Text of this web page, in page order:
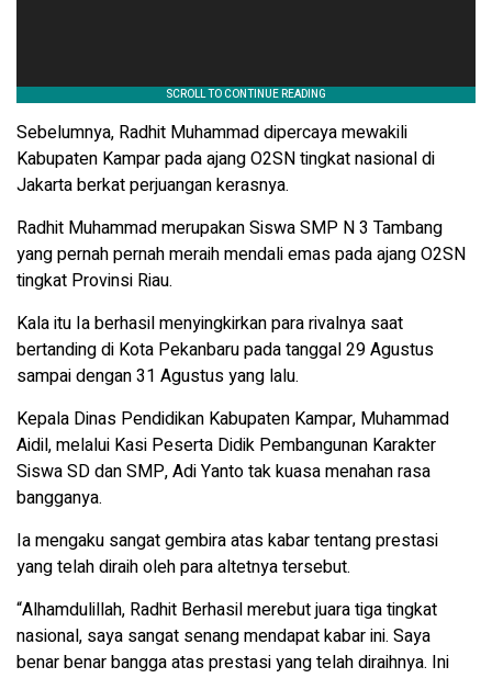
Sebelumnya, Radhit Muhammad dipercaya mewakili
Kabupaten Kampar pada ajang O2SN tingkat nasional di
Jakarta berkat perjuangan kerasnya.
Radhit Muhammad merupakan Siswa SMP N 3 Tambang
yang pernah pernah meraih mendali emas pada ajang O2SN
tingkat Provinsi Riau.
Kala itu Ia berhasil menyingkirkan para rivalnya saat
bertanding di Kota Pekanbaru pada tanggal 29 Agustus
sampai dengan 31 Agustus yang lalu.
Kepala Dinas Pendidikan Kabupaten Kampar, Muhammad
Aidil, melalui Kasi Peserta Didik Pembangunan Karakter
Siswa SD dan SMP, Adi Yanto tak kuasa menahan rasa
bangganya.
Ia mengaku sangat gembira atas kabar tentang prestasi
yang telah diraih oleh para altetnya tersebut.
“Alhamdulillah, Radhit Berhasil merebut juara tiga tingkat
nasional, saya sangat senang mendapat kabar ini. Saya
benar benar bangga atas prestasi yang telah diraihnya. Ini